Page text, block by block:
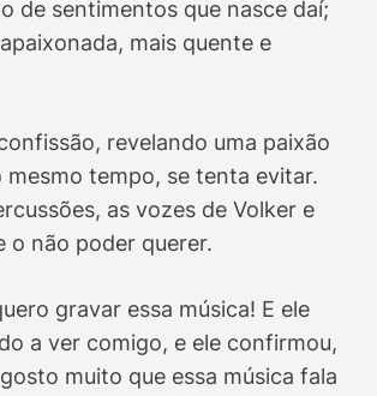
de sentimentos que nasce daí;
mais quente e
revelando uma paixão
tempo, se tenta evitar.
as vozes de Volker e
o não poder querer.
gravar essa música! E ele
a ver comigo, e ele confirmou,
muito que essa música fala